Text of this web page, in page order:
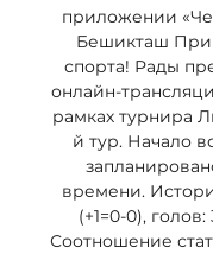
приложении
Бешикташ
спорта! Рады
онлайн-
рамках турнира
й тур. Начало
времени.
(+1=0-0),
Соотношение